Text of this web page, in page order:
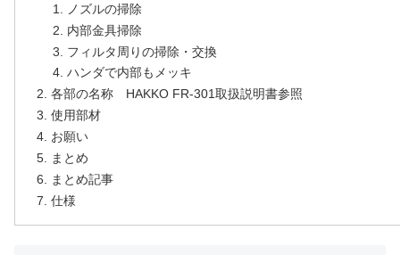
ノズルの掃除
内部金具掃除
フィルタ周りの掃除・交換
ハンダで内部もメッキ
各部の名称 HAKKO FR-301取扱説明書参照
使用部材
お願い
まとめ
まとめ記事
仕様